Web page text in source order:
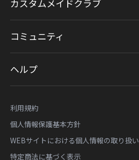
カスタムメイドクラブ
コミュニティ
ヘルプ
利用規約
個人情報保護基本方針
WEBサイトにおける個人情報の取り扱い
特定商法に基づく表示